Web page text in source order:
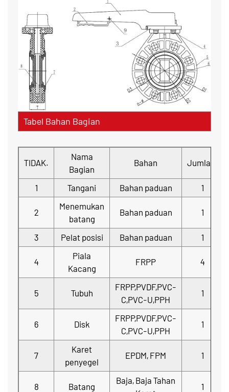
Tabel Bahan Bagian
TIDAK.
Nama
Bagian
Bahan Jumlah.
1 Tangani Bahan paduan 1
2
Menemukan
batang
Bahan paduan 1
3 Pelat posisi Bahan paduan 1
4
Piala
Kacang
FRPP 4
5 Tubuh
FRPP,PVDF,PVC-
C,PVC-U,PPH
1
6 Disk
FRPP,PVDF,PVC-
C,PVC-U,PPH
1
7
Karet
penyegel
EPDM, FPM 1
8 Batang
Baja, Baja Tahan
1